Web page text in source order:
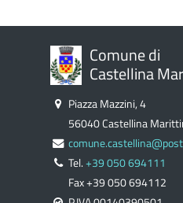
Comune di
Castellina
Piazza Mazzini, 4
56040 Castellina
Tel.+39 050 694111
Fax +39 050 694112